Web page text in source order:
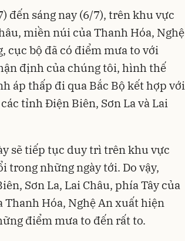
đến sáng nay (6/7), trên khu vực
miền núi của Thanh Hóa, Nghệ
cục bộ đã có điểm mưa to với
định của chúng tôi, hình thế
áp thấp đi qua Bắc Bộ kết hợp với
tỉnh Điện Biên, Sơn La và Lai
sẽ tiếp tục duy trì trên khu vực
trong những ngày tới. Do vậy,
Sơn La, Lai Châu, phía Tây của
Thanh Hóa, Nghệ An xuất hiện
điểm mưa to đến rất to.